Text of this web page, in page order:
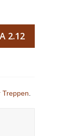
2.12
Treppen